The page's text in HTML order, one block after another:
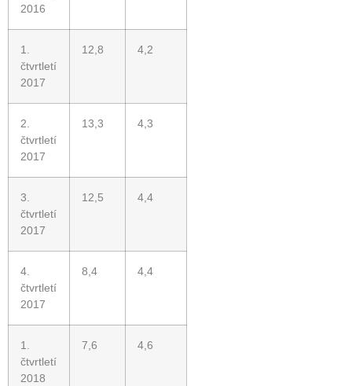
2016
1.
čtvrtletí
2017
12,8 4,2
2.
čtvrtletí
2017
13,3 4,3
3.
čtvrtletí
2017
12,5 4,4
4.
čtvrtletí
2017
8,4 4,4
1.
čtvrtletí
2018
7,6 4,6